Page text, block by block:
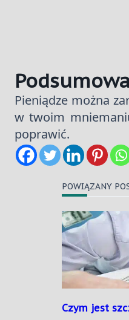
Pieniądze można
w twoim
poprawić.
POWIĄZANY
Czym jest